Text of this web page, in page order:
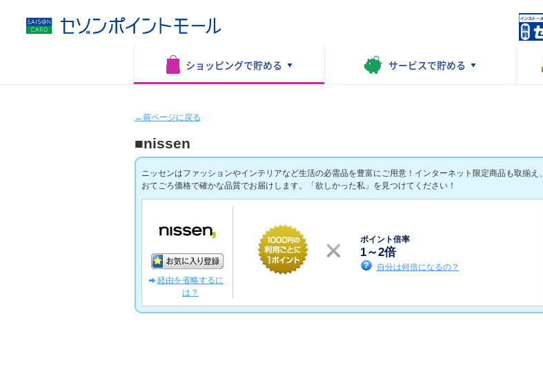
ショッピングで貯める サービスで貯める
←前ページに戻る
■nissen
ニッセンはファッションやインテリアなど生活の必需品を豊富にご用意！インターネット限定商品も取揃え、
おてごろ価格で確かな品質でお届けします。「欲しかった私」を見つけてください！
経由を省略するに
は？
ポイント倍率
1～2倍
自分は何倍になるの？